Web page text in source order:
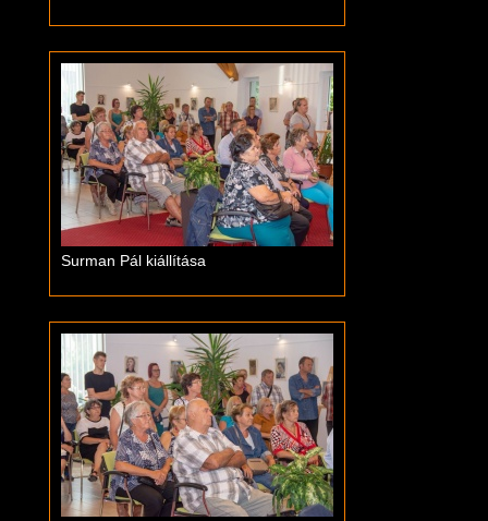
Surman Pál kiállítása